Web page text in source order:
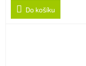
Do košíku